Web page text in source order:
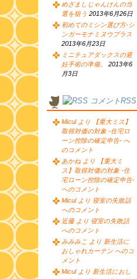
めざましじゃんけんの当
選を狙う 2013年6月26日
初めてのミシン選び方-シ
ンガーモナミヌウプラス
2013年6月23日
ミニチュアダックスの避
妊手術の準備。
2013年6
月3日
コメントRSS
Micul より 【重大ミス】
取得対価の対象 -住宅ロ
ーン控除の確定申告- へ
のコメント
あかね より 【重大ミ
ス】取得対価の対象 -住
宅ローン控除の確定申告-
へのコメント
Micul より 寝室の失敗話
へのコメント
近藤 より 寝室の失敗話
へのコメント
みみみこ より 新生活に
おしゃれカーテン へのコ
メント
Micul より 新生活におし